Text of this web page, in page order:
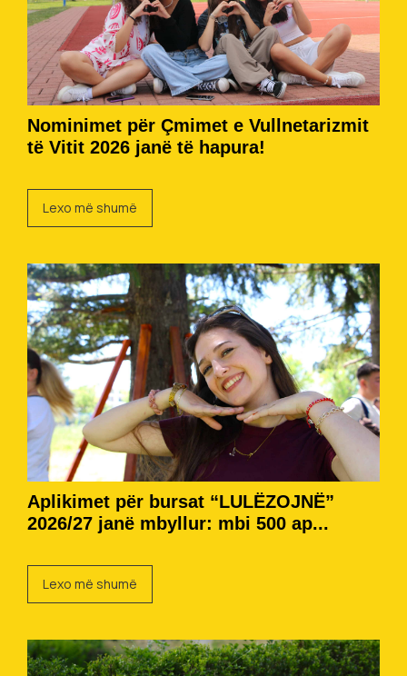
Nominimet për Çmimet e Vullnetarizmit
të Vitit 2026 janë të hapura!
Lexo më shumë
Aplikimet për bursat “LULËZOJNË”
2026/27 janë mbyllur: mbi 500 ap...
Lexo më shumë